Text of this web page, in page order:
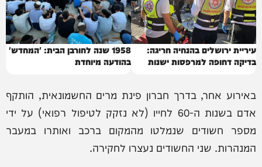
עיריית ירושלים בהנחיה חריגה:
בדיקה דחופה למרפסות ישנות
1958 שנה לחורבן הבית: 'המחדש'
בהודעה מיוחדת
באירוע אחר, בדרך חברון פינת מרים החשמונאית, הותקף
אדם בשנות ה-60 לחייו (לא נזקק לטיפול רפואי) על ידי
מספר חשודים שנמלטו מהמקום ברכב ואותרו במעבר
המנהרות. שני החשודים נעצרו לחקירה.